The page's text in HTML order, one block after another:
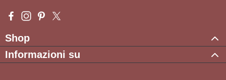
Visit us on Facebook – opens in a new browser tab (external
Check us out on Instagram – opens in a new browser tab
Get inspired on Pinterest – opens in a new browser
Follow us on X – opens in a new browser tab
Shop
Informazioni su